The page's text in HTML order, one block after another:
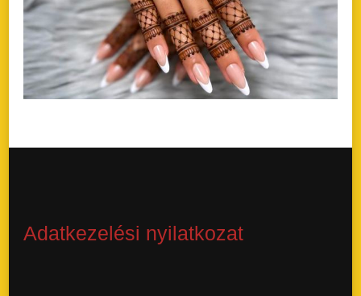
Adatkezelési nyilatkozat